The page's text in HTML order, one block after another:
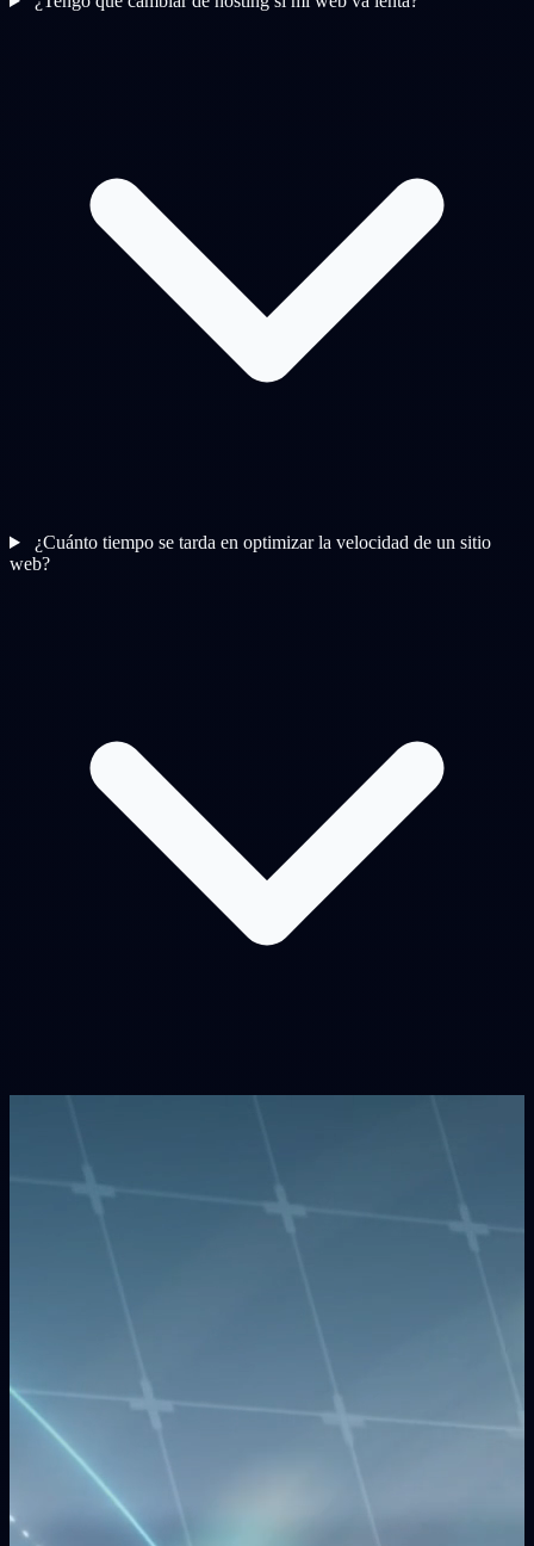
¿Cuánto tiempo se tarda en optimizar la velocidad de un sitio
web?